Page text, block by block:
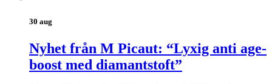
30 aug
Nyhet från M Picaut: “Lyxig anti age-
boost med diamantstoft”